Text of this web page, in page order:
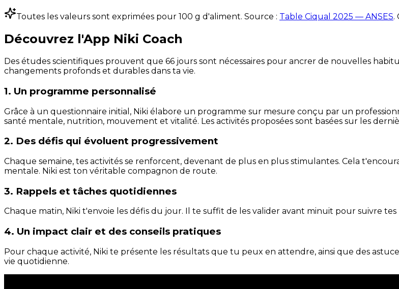
Toutes les valeurs sont exprimées pour 100 g d'aliment. Source : Table Ciqual 2025 — ANSES.
Découvrez l'App Niki Coach
Des études scientifiques prouvent que 66 jours sont nécessaires pour ancrer de nouvelles
changements profonds et durables dans ta vie.
1. Un programme personnalisé
Grâce à un questionnaire initial, Niki élabore un programme sur mesure conçu par un
santé mentale, nutrition, mouvement et vitalité. Les activités proposées sont basées sur les
2. Des défis qui évoluent progressivement
Chaque semaine, tes activités se renforcent, devenant de plus en plus stimulantes. Cela
mentale. Niki est ton véritable compagnon de route.
3. Rappels et tâches quotidiennes
Chaque matin, Niki t'envoie les défis du jour. Il te suffit de les valider avant minuit pour suivre
4. Un impact clair et des conseils pratiques
Pour chaque activité, Niki te présente les résultats que tu peux en attendre, ainsi que des
vie quotidienne.